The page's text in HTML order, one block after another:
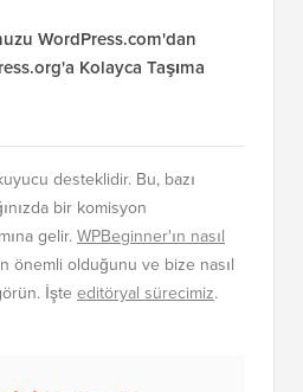
WordPress.com'dan
desteklidir. Bu, bazı
bir komisyon
gelir.WPBeginner'ın nasıl
önemli olduğunu ve bize nasıl